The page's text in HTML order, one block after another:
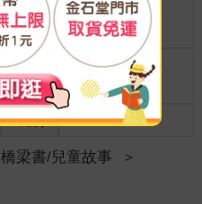
商品規
格
25開15*21cm
適讀年
齡
11~15歲適讀
級別
橋梁書/兒童故事
＞